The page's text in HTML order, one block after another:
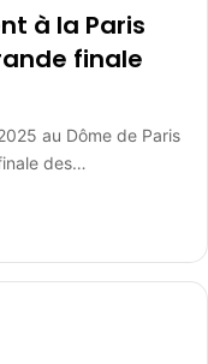
à la Paris
finale
au Dôme de Paris
des…